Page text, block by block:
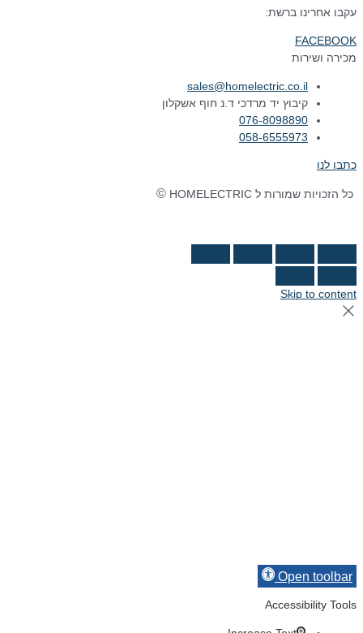
עקבו אחרינו ברשת:
FACEBOOK
מכירה ושירות
sales@homelectric.co.il
קיבוץ יד מרדכי ד.נ חוף אשקלון
076-8098890
058-6555973
כתבו לנו
כל הזכויות שמורות ל HOMELECTRIC ©
Skip to content
Open toolbar
Accessibility Tools